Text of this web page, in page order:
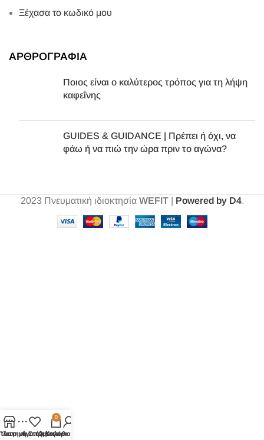
Ξέχασα το κωδικό μου
ΑΡΘΡΟΓΡΑΦΙΑ
Ποιος είναι ο καλύτερος τρόπος για τη λήψη
καφεΐνης
GUIDES & GUIDANCE | Πρέπει ή όχι, να
φάω ή να πιώ την ώρα πριν το αγώνα?
2023 Πνευματική ιδιοκτησία WEFIT| Powered by D4.
Στήλη
Αγαπημένα
0
Καλάθι
Ο λογαριασμός μου